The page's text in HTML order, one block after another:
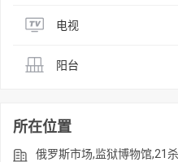
电视
阳台
所在位置
俄罗斯市场,监狱博物馆,21